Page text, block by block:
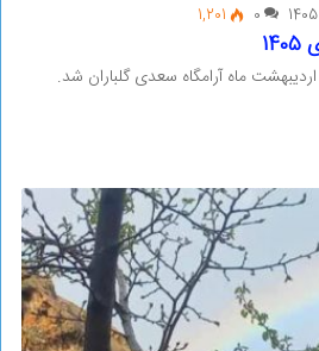
0
1,201
ماه آرامگاه سعدی گلباران شد.